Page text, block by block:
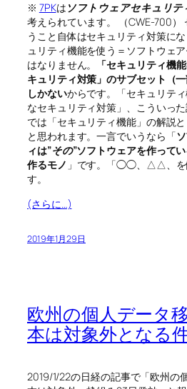
※ 7PKは ソフトウェアセキュリテ
考えられています。 （CWE-700）
うこと自体はセキュリティ対策に
ュリティ機能を使う＝ソフトウェ
はなりません。
「セキュリティ機
キュリティ対策」のサブセット（
しかないからです。「セキュリテ
なセキュリティ対策」、こういっ
では「セキュリティ機能」の解説
と思われます。一言でいうなら「
ィは”その”ソフトウェアを作って
作るモノ 」です。「◯◯、△△、を
す。
(さらに…)
2019年1月29日
欧州の個人データ
本は対象外となる
2019/1/22の日経の記事で「欧州の